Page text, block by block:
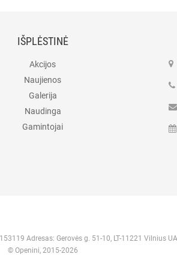
IŠPLĖSTINĖ
Akcijos
Naujienos
Galerija
Naudinga
Gamintojai
Adresas: Gerovės g. 51-10, LT-11221 Vilnius
© Openini, 2015-2026